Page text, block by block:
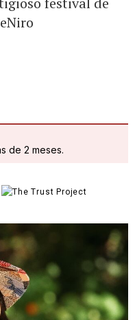
de 2 meses.